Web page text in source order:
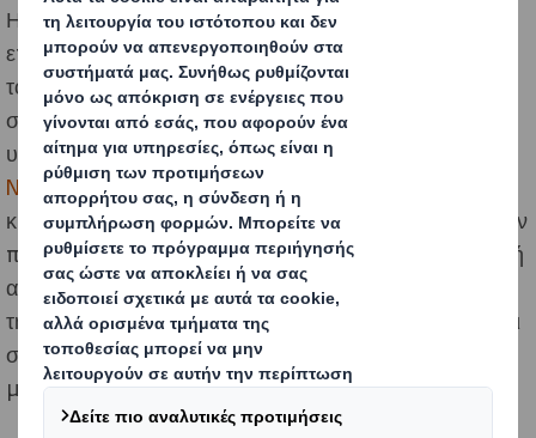
Η βιωσιμότητα βρίσκεται στο επίκεντρο του
επιχειρηματικού μας μοντέλου και αποτελεί τον πυρήνα
του σκοπού μας να επαναπροσδιορίσουμε τη
συσκευασία για έναν κόσμο που αλλάζει. Είμαστε
υπερήφανοι για τηστρατηγική μας για τη βιωσιμότητα
Now and Next, η οποία επικεντρώνεται στο μοντέλο της
κυκλικής οικονομίας μέσω καλύτερου σχεδιασμού, στην
προστασία των φυσικών πόρων με την καλύτερη δυνατή
αξιοποίηση κάθε ίνας, στη μείωση των αποβλήτων και
της ρύπανσης μέσω λύσεων βιώσιμης συσκευασίας και
στην κατάρτιση των ανθρώπων που θα ηγηθούν της
μετάβασης σε μια κυκλική οικονομία.